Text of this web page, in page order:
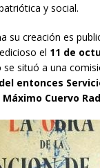
y social.
su creación es
el 11 de
se situó a una
entonces
Máximo Cuervo